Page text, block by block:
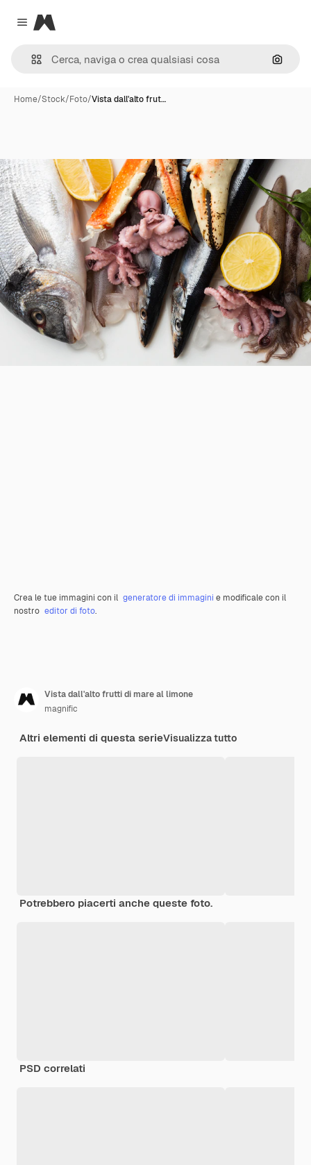
Close menu
Magnific
Cerca
Home/Stock/Foto/Vista dall'alto frut…
Crea le tue immagini con il generatore di immagini e modificale con il
nostro editor di foto.
Vista dall'alto frutti di mare al limone
magnific
Altri elementi di questa serieVisualizza tutto
Potrebbero piacerti anche queste foto.
PSD correlati